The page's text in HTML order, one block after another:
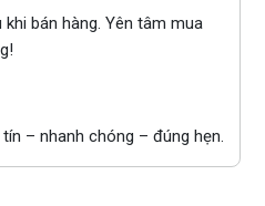
bán hàng. Yên tâm mua
– nhanh chóng – đúng hẹn.